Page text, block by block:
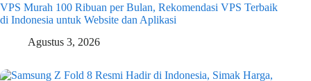
VPS Murah 100 Ribuan per Bulan, Rekomendasi VPS Terbaik
di Indonesia untuk Website dan Aplikasi
Agustus 3, 2026